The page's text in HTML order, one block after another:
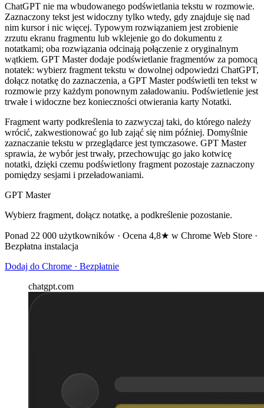
ChatGPT nie ma wbudowanego podświetlania tekstu w rozmowie.
Zaznaczony tekst jest widoczny tylko wtedy, gdy znajduje się nad
nim kursor i nic więcej. Typowym rozwiązaniem jest zrobienie
zrzutu ekranu fragmentu lub wklejenie go do dokumentu z
notatkami; oba rozwiązania odcinają połączenie z oryginalnym
wątkiem. GPT Master dodaje podświetlanie fragmentów za pomocą
notatek: wybierz fragment tekstu w dowolnej odpowiedzi ChatGPT,
dołącz notatkę do zaznaczenia, a GPT Master podświetli ten tekst w
rozmowie przy każdym ponownym załadowaniu. Podświetlenie jest
trwałe i widoczne bez konieczności otwierania karty Notatki.
Fragment warty podkreślenia to zazwyczaj taki, do którego należy
wrócić, zakwestionować go lub zająć się nim później. Domyślnie
zaznaczanie tekstu w przeglądarce jest tymczasowe. GPT Master
sprawia, że ​​wybór jest trwały, przechowując go jako kotwicę
notatki, dzięki czemu podświetlony fragment pozostaje zaznaczony
pomiędzy sesjami i przeładowaniami.
GPT Master
Wybierz fragment, dołącz notatkę, a podkreślenie pozostanie.
Ponad 22 000 użytkowników · Ocena 4,8★ w Chrome Web Store ·
Bezpłatna instalacja
Dodaj do Chrome · Bezpłatnie
chatgpt.com